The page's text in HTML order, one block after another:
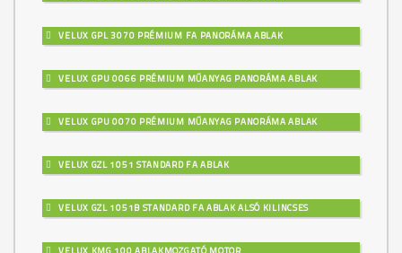
VELUX GPL 3070 PRÉMIUM FA PANORÁMA ABLAK
VELUX GPU 0066 PRÉMIUM MŰANYAG PANORÁMA ABLAK
VELUX GPU 0070 PRÉMIUM MŰANYAG PANORÁMA ABLAK
VELUX GZL 1051 STANDARD FA ABLAK
VELUX GZL 1051B STANDARD FA ABLAK ALSÓ KILINCSES